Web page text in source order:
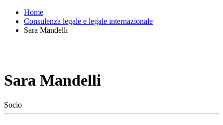
Home
Consulenza legale e legale internazionale
Sara Mandelli
Sara Mandelli
Socio